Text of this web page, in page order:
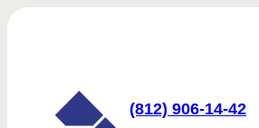
(812) 906-14-42